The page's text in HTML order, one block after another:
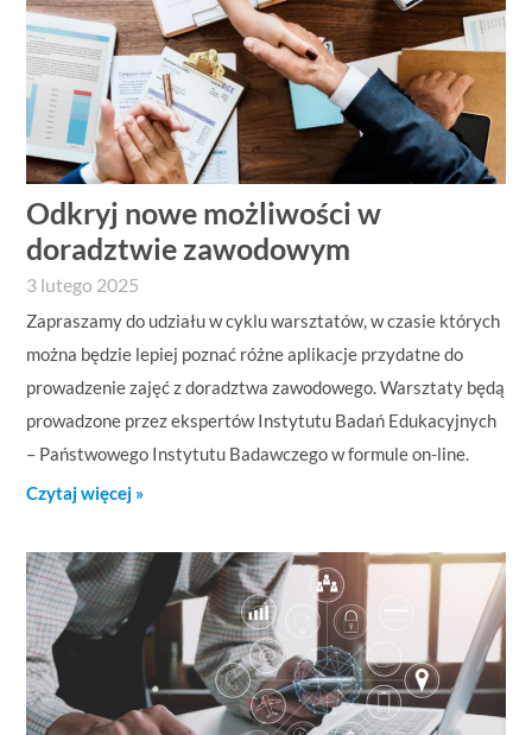
Odkryj nowe możliwości w
doradztwie zawodowym
3 lutego 2025
Zapraszamy do udziału w cyklu warsztatów, w czasie których
można będzie lepiej poznać różne aplikacje przydatne do
prowadzenie zajęć z doradztwa zawodowego. Warsztaty będą
prowadzone przez ekspertów Instytutu Badań Edukacyjnych
– Państwowego Instytutu Badawczego w formule on-line.
Czytaj więcej »